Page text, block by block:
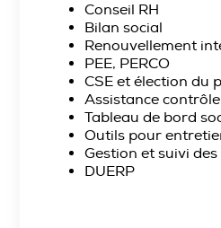
Conseil RH
Bilan social
Renouvellement
PEE, PERCO
CSE et élection du
Assistance
Tableau de bord
Outils pour
Gestion et suivi
DUERP